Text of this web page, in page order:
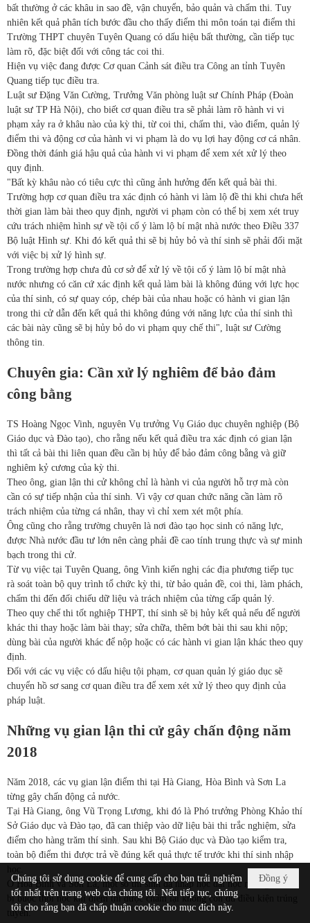
bất thường ở các khâu in sao đề, vận chuyển, bảo quản và chấm thi. Tuy
nhiên kết quả phân tích bước đầu cho thấy điểm thi môn toán tại điểm thi
Trường THPT chuyên Tuyên Quang có dấu hiệu bất thường, cần tiếp tục
làm rõ, đặc biệt đối với công tác coi thi.
Hiện vụ việc đang được Cơ quan Cảnh sát điều tra Công an tỉnh Tuyên
Quang tiếp tục điều tra.
Luật sư Đặng Văn Cường, Trưởng Văn phòng luật sư Chính Pháp (Đoàn
luật sư TP Hà Nội), cho biết cơ quan điều tra sẽ phải làm rõ hành vi vi
phạm xảy ra ở khâu nào của kỳ thi, từ coi thi, chấm thi, vào điểm, quản lý
điểm thi và động cơ của hành vi vi phạm là do vụ lợi hay động cơ cá nhân.
Đồng thời đánh giá hậu quả của hành vi vi phạm để xem xét xử lý theo
quy định.
"Bất kỳ khâu nào có tiêu cực thì cũng ảnh hưởng đến kết quả bài thi.
Trường hợp cơ quan điều tra xác định có hành vi làm lộ đề thi khi chưa hết
thời gian làm bài theo quy định, người vi phạm còn có thể bị xem xét truy
cứu trách nhiệm hình sự về tội cố ý làm lộ bí mật nhà nước theo Điều 337
Bộ luật Hình sự. Khi đó kết quả thi sẽ bị hủy bỏ và thí sinh sẽ phải đối mặt
với việc bị xử lý hình sự.
Trong trường hợp chưa đủ cơ sở để xử lý về tội cố ý làm lộ bí mật nhà
nước nhưng có căn cứ xác định kết quả làm bài là không đúng với lực học
của thí sinh, có sự quay cóp, chép bài của nhau hoặc có hành vi gian lận
trong thi cử dẫn đến kết quả thi không đúng với năng lực của thí sinh thì
các bài này cũng sẽ bị hủy bỏ do vi phạm quy chế thi", luật sư Cường
thông tin.
Chuyên gia: Cần xử lý nghiêm để bảo đảm
công bằng
TS Hoàng Ngọc Vinh, nguyên Vụ trưởng Vụ Giáo dục chuyên nghiệp (Bộ
Giáo dục và Đào tạo), cho rằng nếu kết quả điều tra xác định có gian lận
thì tất cả bài thi liên quan đều cần bị hủy để bảo đảm công bằng và giữ
nghiêm kỷ cương của kỳ thi.
Theo ông, gian lận thi cử không chỉ là hành vi của người hỗ trợ mà còn
cần có sự tiếp nhận của thí sinh. Vì vậy cơ quan chức năng cần làm rõ
trách nhiệm của từng cá nhân, thay vì chỉ xem xét một phía.
Ông cũng cho rằng trường chuyên là nơi đào tạo học sinh có năng lực,
được Nhà nước đầu tư lớn nên càng phải đề cao tính trung thực và sự minh
bạch trong thi cử.
Từ vụ việc tại Tuyên Quang, ông Vinh kiến nghị các địa phương tiếp tục
rà soát toàn bộ quy trình tổ chức kỳ thi, từ bảo quản đề, coi thi, làm phách,
chấm thi đến đối chiếu dữ liệu và trách nhiệm của từng cấp quản lý.
Theo quy chế thi tốt nghiệp THPT, thí sinh sẽ bị hủy kết quả nếu để người
khác thi thay hoặc làm bài thay; sửa chữa, thêm bớt bài thi sau khi nộp;
dùng bài của người khác để nộp hoặc có các hành vi gian lận khác theo quy
định.
Đối với các vụ việc có dấu hiệu tội phạm, cơ quan quản lý giáo dục sẽ
chuyển hồ sơ sang cơ quan điều tra để xem xét xử lý theo quy định của
pháp luật.
Những vụ gian lận thi cử gây chấn động năm
2018
Năm 2018, các vụ gian lận điểm thi tại Hà Giang, Hòa Bình và Sơn La
từng gây chấn động cả nước.
Tại Hà Giang, ông Vũ Trọng Lương, khi đó là Phó trưởng Phòng Khảo thí
Sở Giáo dục và Đào tạo, đã can thiệp vào dữ liệu bài thi trắc nghiệm, sửa
điểm cho hàng trăm thí sinh. Sau khi Bộ Giáo dục và Đào tạo kiểm tra,
toàn bộ điểm thi được trả về đúng kết quả thực tế trước khi thí sinh nhập
Ở Hòa Bình và Sơn La, một số thí sinh đã nhập học đại học nhưng sau đó
bị buộc thôi học khi điểm thi được chấm lại không còn đủ điều kiện trúng
tuyển.
Đồng ý
Chúng tôi sử dụng cookie để cung cấp cho bạn trải nghiệm
tốt nhất trên trang web của chúng tôi. Nếu tiếp tục, chúng
tôi cho rằng bạn đã chấp thuận cookie cho mục đích này.